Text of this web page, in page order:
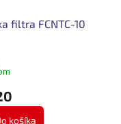
filtra FCNTC-10
košíka